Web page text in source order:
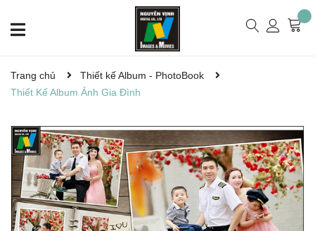
Trang chủ
Thiết kế Album - PhotoBook
Thiết Kế Album Ảnh Gia Đình